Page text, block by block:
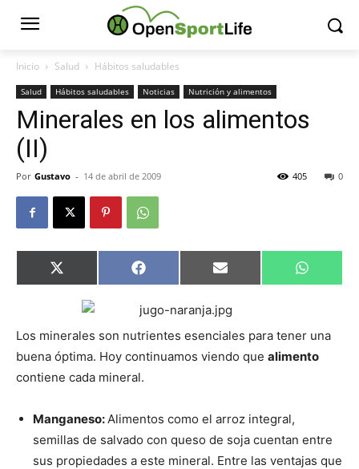
Inicio Salud Hábitos saludables
Salud Hábitos saludables Noticias Nutrición y alimentos
Minerales en los alimentos
(II)
Por Gustavo - 14 de abril de 2009 0
405
Compartir
en
X
(Twitter)
Compartir
en
Facebook Compartir
en
Email
en
Los minerales son nutrientes esenciales para tener una
buena óptima. Hoy continuamos viendo que alimento
contiene cada mineral.
Manganeso:Alimentos como el arroz integral,
semillas de salvado con queso de soja cuentan entre
sus propiedades a este mineral. Entre las ventajas que